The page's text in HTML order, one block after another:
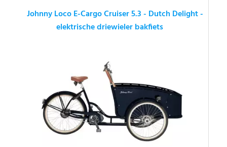
Johnny Loco E-Cargo Cruiser 5.3 - Dutch Delight -
elektrische driewieler bakfiets